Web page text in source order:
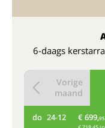
6-daags
Vorige
maand
do 24-12 € 699,95